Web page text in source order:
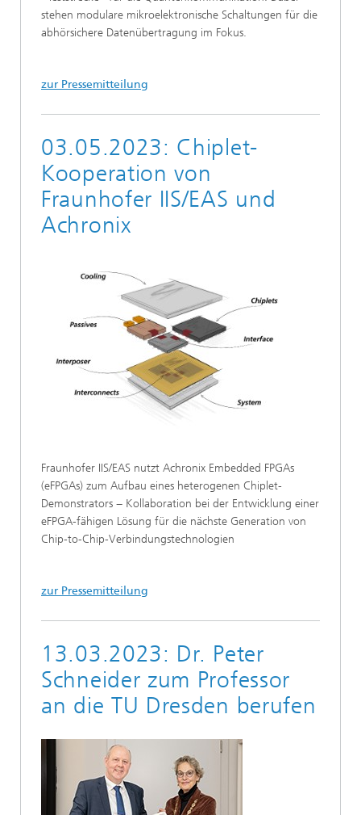
stehen modulare mikroelektronische Schaltungen für die
abhörsichere Datenübertragung im Fokus.
zur Pressemitteilung
03.05.2023: Chiplet-
Kooperation von
Fraunhofer IIS/EAS und
Achronix
Fraunhofer IIS/EAS nutzt Achronix Embedded FPGAs
(eFPGAs) zum Aufbau eines heterogenen Chiplet-
Demonstrators − Kollaboration bei der Entwicklung einer
eFPGA-fähigen Lösung für die nächste Generation von
Chip-to-Chip-Verbindungstechnologien
zur Pressemitteilung
13.03.2023: Dr. Peter
Schneider zum Professor
an die TU Dresden berufen